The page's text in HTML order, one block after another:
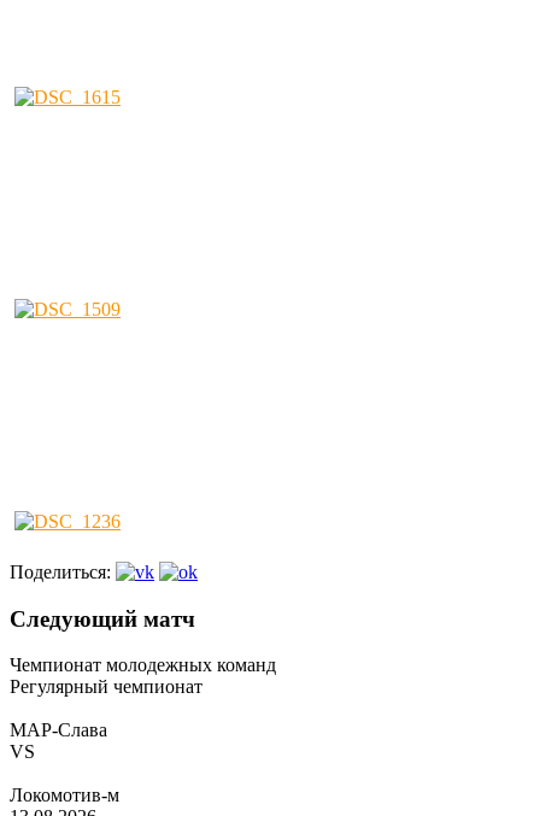
Поделиться:
Следующий матч
Чемпионат молодежных команд
Регулярный чемпионат
МАР-Слава
VS
Локомотив-м